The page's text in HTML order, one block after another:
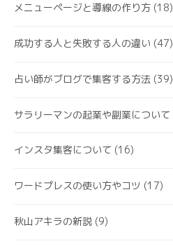
メニューページと導線の作り方 (18)
成功する人と失敗する人の違い (47)
占い師がブログで集客する方法 (39)
サラリーマンの起業や副業について
インスタ集客について (16)
ワードプレスの使い方やコツ (17)
秋山アキラの新説 (9)